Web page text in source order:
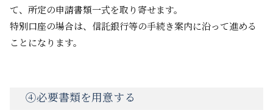
て、所定の申請書類一式を取り寄せます。
特別口座の場合は、信託銀行等の手続き案内に沿って進める
ことになります。
④必要書類を用意する